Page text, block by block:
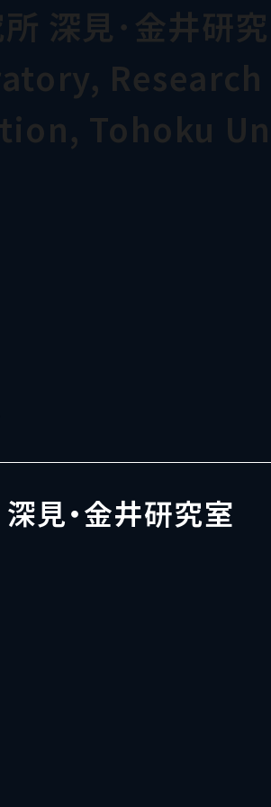
深見･金井研
Tohoku
見・金井研究室